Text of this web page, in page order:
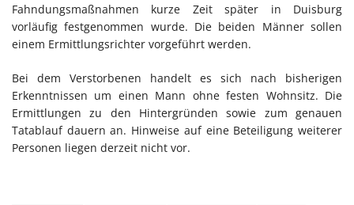
Fahndungsmaßnahmen kurze Zeit später in Duisburg
vorläufig festgenommen wurde. Die beiden Männer sollen
einem Ermittlungsrichter vorgeführt werden.
Bei dem Verstorbenen handelt es sich nach bisherigen
Erkenntnissen um einen Mann ohne festen Wohnsitz. Die
Ermittlungen zu den Hintergründen sowie zum genauen
Tatablauf dauern an. Hinweise auf eine Beteiligung weiterer
Personen liegen derzeit nicht vor.